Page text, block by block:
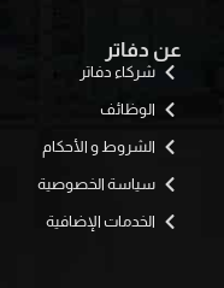
عن دفاتر
شركاء دفاتر
الوظائف
الشروط و الأحكام
سياسة الخصوصية
الخدمات الإضافية